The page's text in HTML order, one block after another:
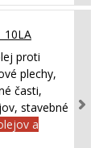
10LA
proti
plechy,
časti,
stavebné
a